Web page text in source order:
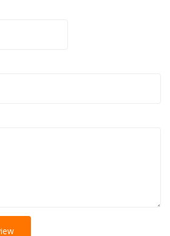
information about text formats